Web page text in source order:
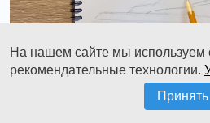
На нашем сайте мы
рекомендательные технологии.
Принять